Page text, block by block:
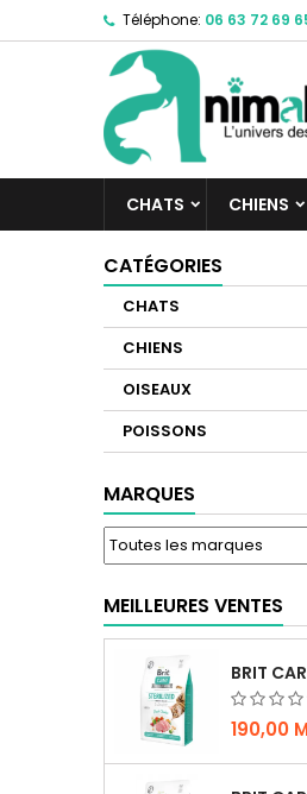
Téléphone: 06 63 72 69
CHATS CHIENS
CATÉGORIES
CHATS
CHIENS
OISEAUX
POISSONS
MARQUES
MEILLEURES VENTES
190,00